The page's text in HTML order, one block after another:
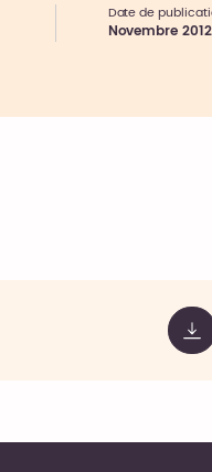
Date de
Novembre 2012